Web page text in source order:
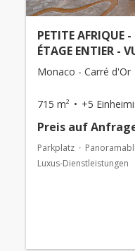
PETITE AFRIQUE
ÉTAGE ENTIER -
Monaco - Carré d'Or
715 m² +5
Preis auf
Parkplatz
Luxus-Dienstleistungen